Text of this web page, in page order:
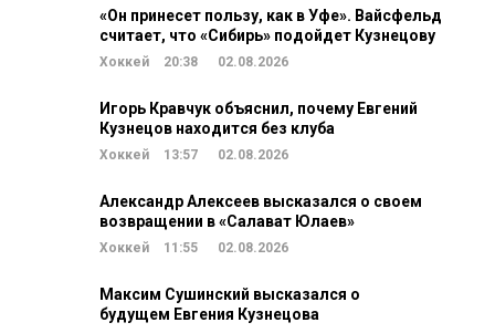
«Он принесет пользу, как в Уфе». Вайсфельд
считает, что «Сибирь» подойдет Кузнецову
Хоккей 20:38 02.08.2026
Игорь Кравчук объяснил, почему Евгений
Кузнецов находится без клуба
Хоккей 13:57 02.08.2026
Александр Алексеев высказался о своем
возвращении в «Салават Юлаев»
Хоккей 11:55 02.08.2026
Максим Сушинский высказался о
будущем Евгения Кузнецова